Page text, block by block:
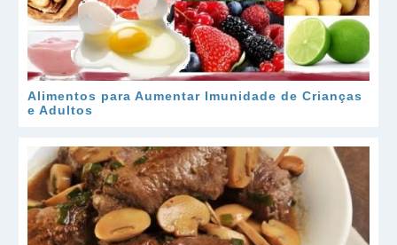
Alimentos para Aumentar Imunidade de Crianças
e Adultos